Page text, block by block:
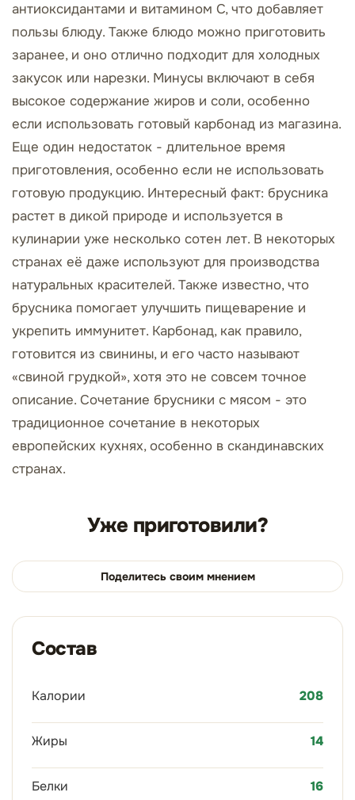
антиоксидантами и витамином C, что добавляет
пользы блюду. Также блюдо можно приготовить
заранее, и оно отлично подходит для холодных
закусок или нарезки. Минусы включают в себя
высокое содержание жиров и соли, особенно
если использовать готовый карбонад из магазина.
Еще один недостаток - длительное время
приготовления, особенно если не использовать
готовую продукцию. Интересный факт: брусника
растет в дикой природе и используется в
кулинарии уже несколько сотен лет. В некоторых
странах её даже используют для производства
натуральных красителей. Также известно, что
брусника помогает улучшить пищеварение и
укрепить иммунитет. Карбонад, как правило,
готовится из свинины, и его часто называют
«свиной грудкой», хотя это не совсем точное
описание. Сочетание брусники с мясом - это
традиционное сочетание в некоторых
европейских кухнях, особенно в скандинавских
странах.
Уже приготовили?
Поделитесь своим мнением
Состав
Калории 208
Жиры 14
Белки 16